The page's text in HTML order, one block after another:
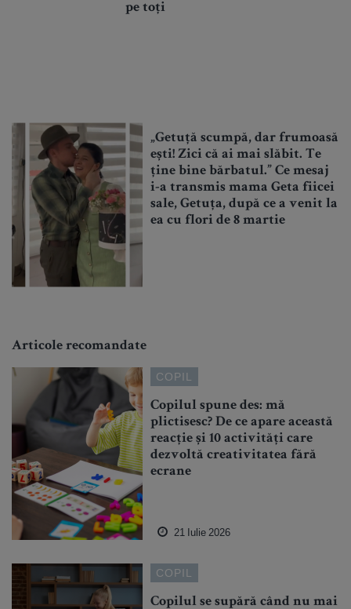
pe toți
„Getuță scumpă, dar frumoasă
ești! Zici că ai mai slăbit. Te
ține bine bărbatul.” Ce mesaj
i-a transmis mama Geta fiicei
sale, Getuța, după ce a venit la
ea cu flori de 8 martie
Articole recomandate
COPIL
Copilul spune des: mă
plictisesc? De ce apare această
reacție și 10 activități care
dezvoltă creativitatea fără
ecrane
21 Iulie 2026
COPIL
Copilul se supără când nu mai